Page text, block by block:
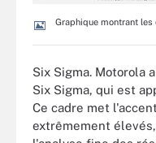
Graphique montrant les
Six Sigma. Motorola
Six Sigma, qui est
Ce cadre met
extrêmement